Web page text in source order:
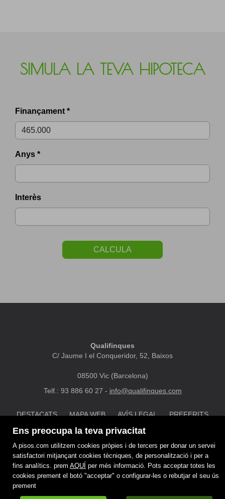
Ens preocupa la teva privacitat
A pisos.com utilitzem cookies pròpies i de tercers per donar un servei
satisfactori mitjançant cookies tècniques, de personalització i per a
fins analítics. prem AQUÍ per més informació. Pots acceptar totes les
cookies prement el botó "acceptar" o configurar-les o rebutjar el seu ús
prement
SIMULA LA TEVA HIPOTECA
Finançament *
Anys *
Interès
CALCULA
Qualifinques
C/ Jaume I el Conqueridor, 52, Baixos
08500 Vic (Barcelona)
Telf.: 93 886 60 27 - info@qualifinques.com
DESTACATS MAPA WEB AVÍS LEGAL
PREFERITS
POLÍTICA DE COOKIES